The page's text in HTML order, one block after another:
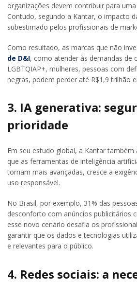
organizações devem contribuir para
Contudo, segundo a Kantar, o impacto
subestimado pelos profissionais de
Como resultado, as marcas que não
de D&I, como atender às demandas de
LGBTQIAP+, mulheres, pessoas com
negras, podem perder até R$1,9 trilhão
3. IA generativa:
prioridade
Em seu estudo global, a Kantar
que as ferramentas de inteligência
tornam mais avançadas, cresce a
uso responsável.
No Brasil, por exemplo, 31% das
desconforto com anúncios publicitários
esse novo cenário desafia os
garantir que os dados e tecnologias
e relevantes para o público.
4. Redes sociais: a